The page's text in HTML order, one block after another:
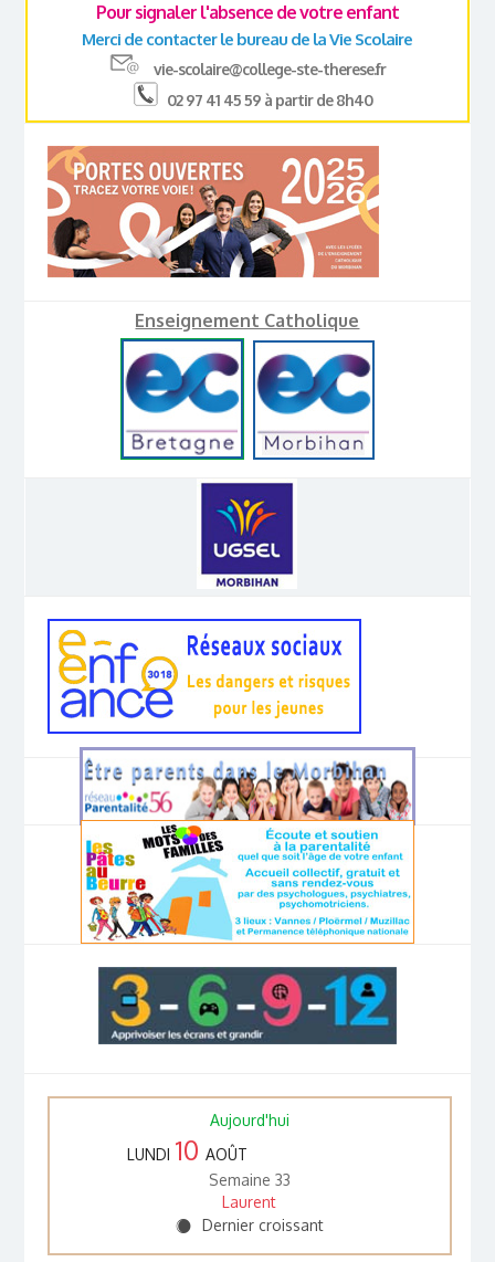
Pour signaler l'absence de votre enfant
Merci de contacter le bureau de la Vie Scolaire
vie-scolaire@college-ste-therese.fr
02 97 41 45 59 à partir de 8h40
Enseignement Catholique
Aujourd'hui
LUNDI 10 AOÛT
Semaine 33
Laurent
Y Dernier croissant